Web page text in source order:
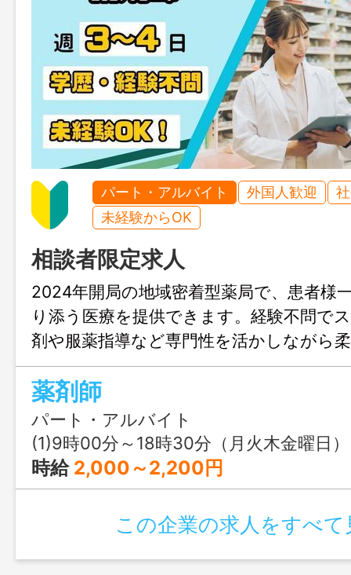
パート・アルバイト 外国人歓迎
未経験からOK
相談者限定求人
2024年開局の地域密着型薬局で、患者様
り添う医療を提供できます。経験不問で
剤や服薬指導など専門性を活かしながら
です。
薬剤師
パート・アルバイト
(1)9時00分～18時30分（月火木金曜日） (2)9時00分～17時00分（水曜日）
時給 2,000～2,200円
この企業の求人をすべて